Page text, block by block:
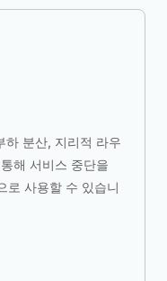
하 분산, 지리적 라우
해 서비스 중단을
로 사용할 수 있습니